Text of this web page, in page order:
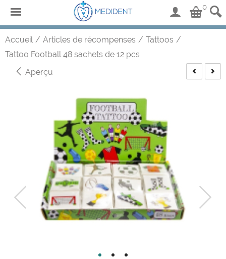
0
Accueil / Articles de récompenses / Tattoos /
Tattoo Football 48 sachets de 12 pcs
Aperçu